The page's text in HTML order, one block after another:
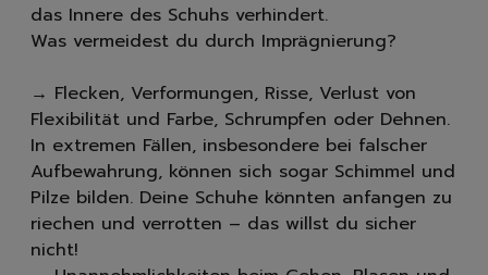
das Innere des Schuhs verhindert.
Was vermeidest du durch Imprägnierung?
→ Flecken, Verformungen, Risse, Verlust von
Flexibilität und Farbe, Schrumpfen oder Dehnen.
In extremen Fällen, insbesondere bei falscher
Aufbewahrung, können sich sogar Schimmel und
Pilze bilden. Deine Schuhe könnten anfangen zu
riechen und verrotten – das willst du sicher
nicht!